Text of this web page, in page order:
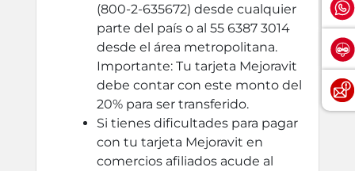
(800-2-635672) desde cualquier
parte del país o al 55 6387 3014
desde el área metropolitana.
Importante: Tu tarjeta Mejoravit
debe contar con este monto del
20% para ser transferido.
Si tienes dificultades para pagar
con tu tarjeta Mejoravit en
comercios afiliados acude al